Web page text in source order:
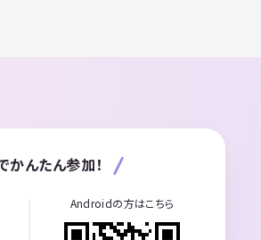
かんたん参加！
Androidの方はこちら